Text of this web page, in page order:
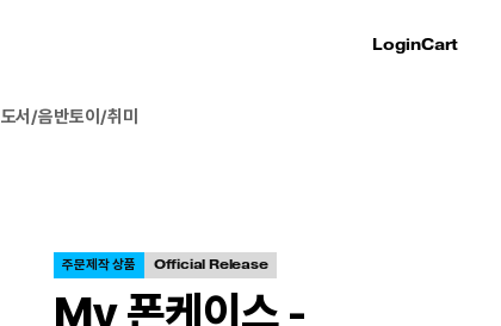
주문제작 상품 Official Release
My 폰케이스 -
LoginCart
도서/음반토이/취미